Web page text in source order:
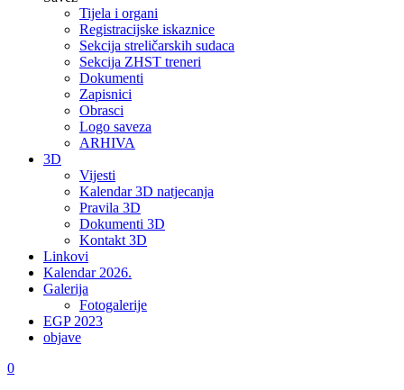
Tijela i organi
Registracijske iskaznice
Sekcija streličarskih sudaca
Sekcija ZHST treneri
Dokumenti
Zapisnici
Obrasci
Logo saveza
ARHIVA
3D
Vijesti
Kalendar 3D natjecanja
Pravila 3D
Dokumenti 3D
Kontakt 3D
Linkovi
Kalendar 2026.
Galerija
Fotogalerije
EGP 2023
objave
0